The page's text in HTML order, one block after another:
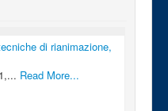
di rianimazione,
Read More...